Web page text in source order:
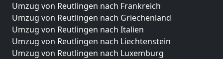
Umzug von Reutlingen nach Frankreich
Umzug von Reutlingen nach Griechenland
Umzug von Reutlingen nach Italien
Umzug von Reutlingen nach Liechtenstein
Umzug von Reutlingen nach Luxemburg